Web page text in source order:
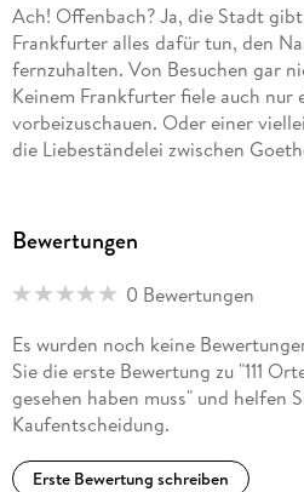
Ach! Offenbach? Ja, die Stadt
Frankfurter alles dafür tun, den
fernzuhalten. Von Besuchen gar
Keinem Frankfurter fiele auch
vorbeizuschauen. Oder einer
die Liebeständelei zwischen
außerdem um Besuche im
Gründe also doch, die für
Bleiben einhundertundneun
Köhlers Liste von Orten der Stadt,
gesehen haben muss - darunter
die alles sagende
"Formvollendeter Brutalismus" -
bei der Lektüre des Büchleins
Es sind mitunter bizarre
Köhler - "der Liebe wegen" nach
Bewertungen
0 Bewertungen
Es wurden noch keine
Sie die erste Bewertung zu "111
gesehen haben muss" und helfen
Kaufentscheidung.
Erste Bewertung schreiben